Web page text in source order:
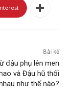
Bài kế
đậu phụ lên men
và Đậu hũ thối
như thế nào?